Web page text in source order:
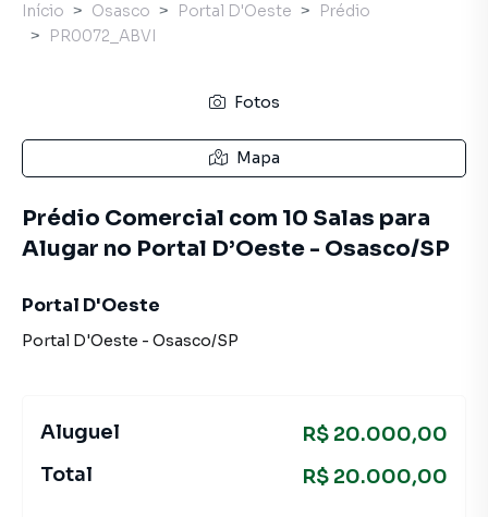
Início Osasco Portal D'Oeste
Prédio
PR0072_ABVI
Fotos
Mapa
Prédio Comercial com 10 Salas para
Alugar no Portal D’Oeste - Osasco/SP
Portal D'Oeste
Portal D'Oeste - Osasco/SP
Aluguel
R$ 20.000,00
Total
R$ 20.000,00